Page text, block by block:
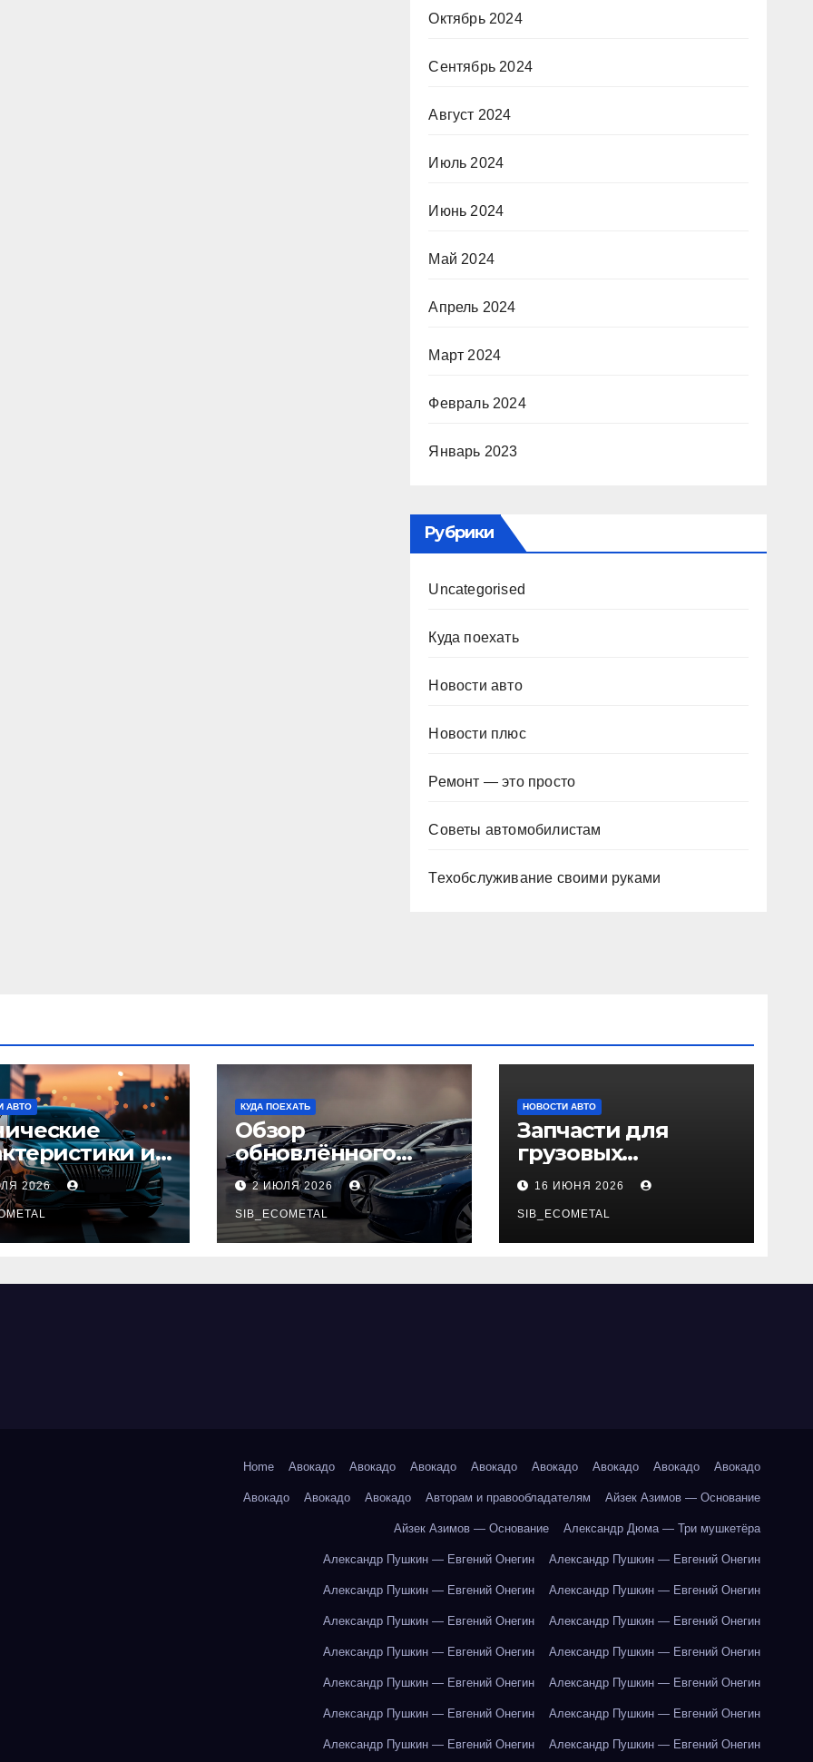
Октябрь 2024
Сентябрь 2024
Август 2024
Июль 2024
Июнь 2024
Май 2024
Апрель 2024
Март 2024
Февраль 2024
Январь 2023
Рубрики
Uncategorised
Куда поехать
Новости авто
Новости плюс
Ремонт — это просто
Советы автомобилистам
Техобслуживание своими руками
АВТО
и
GAC
2026
КУДА ПОЕХАТЬ
Обзор
обновлённого
модельного ряда
легковых
автомобилей 2026
года
2 ИЮЛЯ 2026
SIB_ECOMETAL
НОВОСТИ АВТО
Запчасти для
грузовых
автомобилей:
справочная база по
корейским и
японским
16 ИЮНЯ 2026
SIB_ECOMETAL
Home Авокадо Авокадо Авокадо Авокадо Авокадо Авокадо Авокадо Авокадо
Авокадо Авокадо Авокадо Авторам и правообладателям Айзек Азимов — Основание
Айзек Азимов — Основание Александр Дюма — Три мушкетёра
Александр Пушкин — Евгений Онегин Александр Пушкин — Евгений Онегин
Александр Пушкин — Евгений Онегин Александр Пушкин — Евгений Онегин
Александр Пушкин — Евгений Онегин Александр Пушкин — Евгений Онегин
Александр Пушкин — Евгений Онегин Александр Пушкин — Евгений Онегин
Александр Пушкин — Евгений Онегин Александр Пушкин — Евгений Онегин
Александр Пушкин — Евгений Онегин Александр Пушкин — Евгений Онегин
Александр Пушкин — Евгений Онегин Александр Пушкин — Евгений Онегин